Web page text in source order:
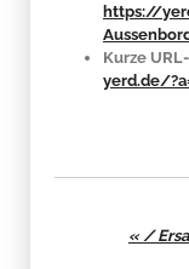
https://
Kurze
yerd.de/
« /